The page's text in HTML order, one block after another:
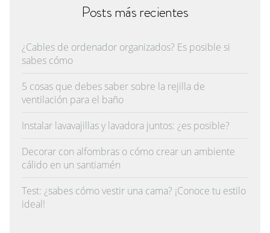
Posts más recientes
¿Cables de ordenador organizados? Es posible si
sabes cómo
5 cosas que debes saber sobre la rejilla de
ventilación para el baño
Instalar lavavajillas y lavadora juntos: ¿es posible?
Decorar con alfombras o cómo crear un ambiente
cálido en un santiamén
Test: ¿sabes cómo vestir una cama? ¡Conoce tu estilo
ideal!